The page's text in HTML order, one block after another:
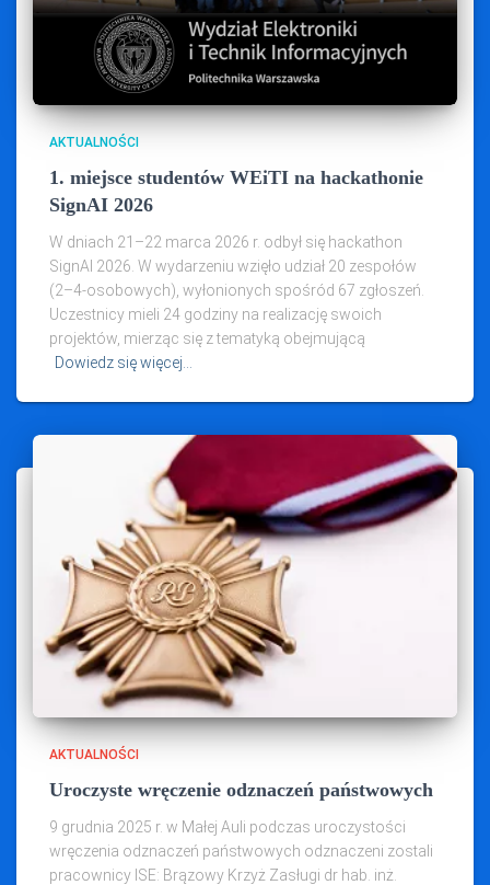
AKTUALNOŚCI
1. miejsce studentów WEiTI na hackathonie
SignAI 2026
W dniach 21–22 marca 2026 r. odbył się hackathon
SignAI 2026. W wydarzeniu wzięło udział 20 zespołów
(2–4‑osobowych), wyłonionych spośród 67 zgłoszeń.
Uczestnicy mieli 24 godziny na realizację swoich
projektów, mierząc się z tematyką obejmującą
Dowiedz się więcej…
AKTUALNOŚCI
Uroczyste wręczenie odznaczeń państwowych
9 grudnia 2025 r. w Małej Auli podczas uroczystości
wręczenia odznaczeń państwowych odznaczeni zostali
pracownicy ISE: Brązowy Krzyż Zasługi dr hab. inż.